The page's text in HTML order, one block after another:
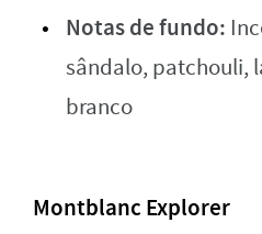
Notas de fundo:
sândalo, patchouli,
branco
Montblanc Explorer